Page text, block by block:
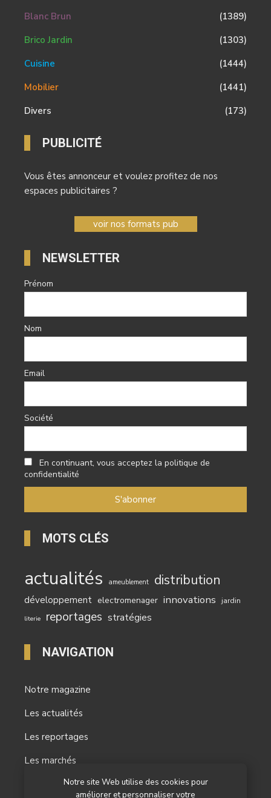
Notre site Web utilise des cookies pour
améliorer et personnaliser votre
Blanc Brun
(1389)
Brico Jardin
(1303)
Cuisine
(1444)
Mobilier
(1441)
Divers
(173)
PUBLICITÉ
Vous êtes annonceur et voulez profitez de nos
espaces publicitaires ?
voir nos formats pub
NEWSLETTER
Prénom
Nom
Email
Société
En continuant, vous acceptez la politique de
confidentialité
MOTS CLÉS
actualités ameublement distribution
développement electromenager innovations jardin
literie reportages stratégies
NAVIGATION
Notre magazine
Les actualités
Les reportages
Les marchés